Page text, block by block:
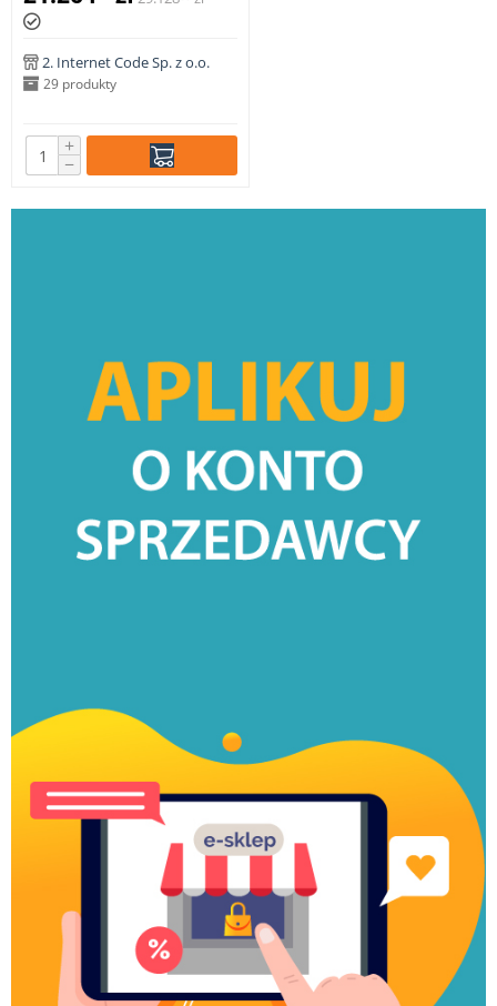
c.w.u. 130 litrów
2. Internet Code Sp. z o.o.
29 produkty
+
−